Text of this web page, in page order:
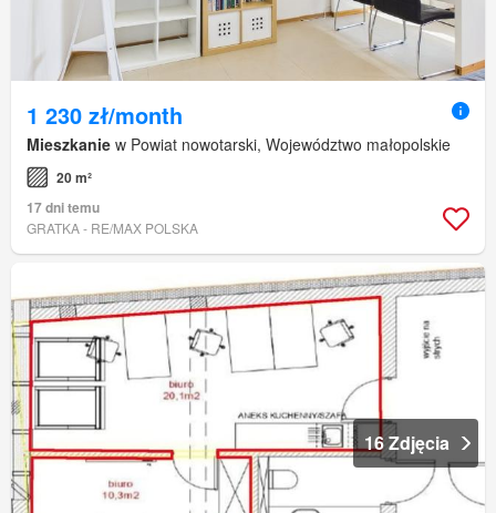
1 230 zł/month
Mieszkanie w Powiat nowotarski, Województwo małopolskie
20 m²
17 dni temu
GRATKA - RE/MAX POLSKA
16 Zdjęcia